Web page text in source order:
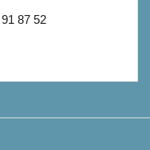
87 52